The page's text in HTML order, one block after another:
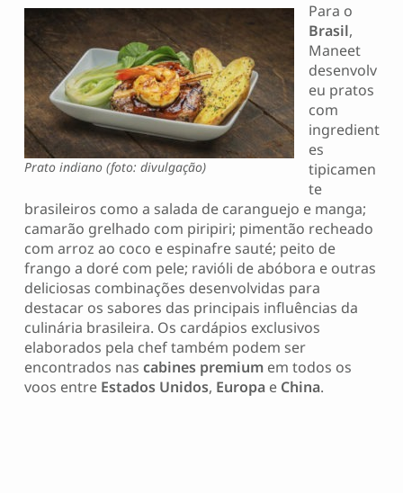
Prato indiano (foto: divulgação)
Para o
Brasil,
Maneet
desenvolv
eu pratos
com
ingredient
es
tipicamen
te
brasileiros como a salada de caranguejo e manga;
camarão grelhado com piripiri; pimentão recheado
com arroz ao coco e espinafre sauté; peito de
frango a doré com pele; ravióli de abóbora e outras
deliciosas combinações desenvolvidas para
destacar os sabores das principais influências da
culinária brasileira. Os cardápios exclusivos
elaborados pela chef também podem ser
encontrados nas cabines premiumem todos os
voos entre Estados Unidos, Europae China.